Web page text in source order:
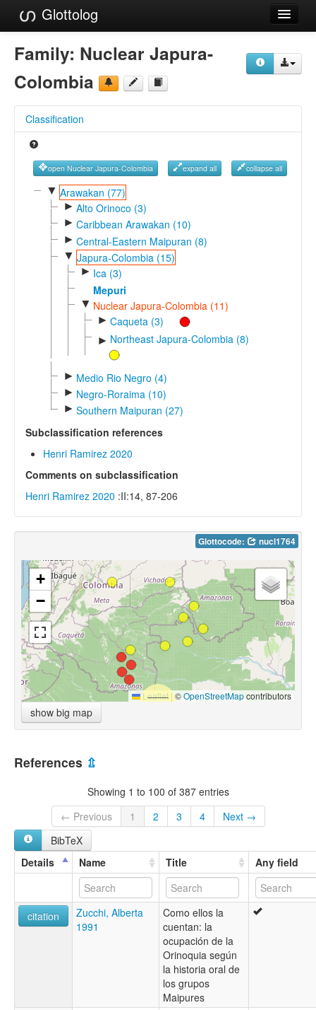
Glottolog
Languages
Families
References
Reference Search
GlottoScope
Family: Nuclear Japura-
Colombia
Classification
open Nuclear Japura-Colombia expand all collapse all
▼ Arawakan (77)
► Alto Orinoco (3)
► Caribbean Arawakan (10)
► Central-Eastern Maipuran (8)
▼ Japura-Colombia (15)
► Ica (3)
Mepuri
▼ Nuclear Japura-Colombia (11)
► Caqueta (3)
► Northeast Japura-Colombia (8)
► Medio Rio Negro (4)
► Negro-Roraima (10)
► Southern Maipuran (27)
Subclassification references
Henri Ramirez 2020
Comments on subclassification
Henri Ramirez 2020 :II:14, 87-206
Glottocode: nucl1764
+
−
Leaflet |©OpenStreetMapcontributors
show big map
References ⇫
Showing 1 to 100 of 387 entries
← Previous
1 2 3 4
Next →
BibTeX
Details
Name Title Any field
citation
Zucchi, Alberta
1991
Como ellos la
cuentan: la
ocupación de la
Orinoquia según
la historia oral de
los grupos
Maipures